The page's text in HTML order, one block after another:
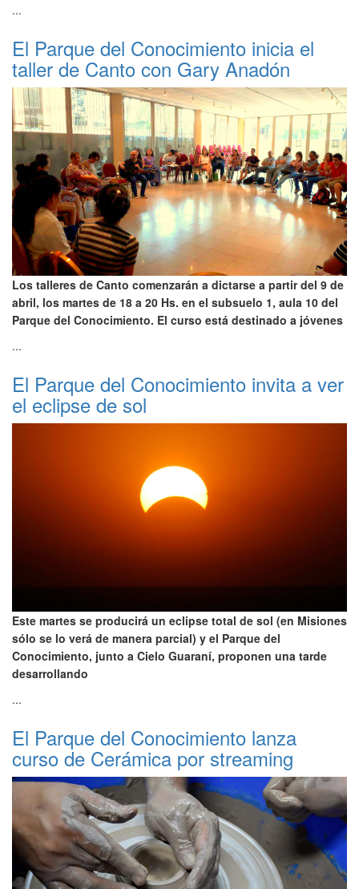
...
El Parque del Conocimiento inicia el
taller de Canto con Gary Anadón
Los talleres de Canto comenzarán a dictarse a partir del 9 de
abril, los martes de 18 a 20 Hs. en el subsuelo 1, aula 10 del
Parque del Conocimiento. El curso está destinado a jóvenes
...
El Parque del Conocimiento invita a ver
el eclipse de sol
Este martes se producirá un eclipse total de sol (en Misiones
sólo se lo verá de manera parcial) y el Parque del
Conocimiento, junto a Cielo Guaraní, proponen una tarde
desarrollando
...
El Parque del Conocimiento lanza
curso de Cerámica por streaming